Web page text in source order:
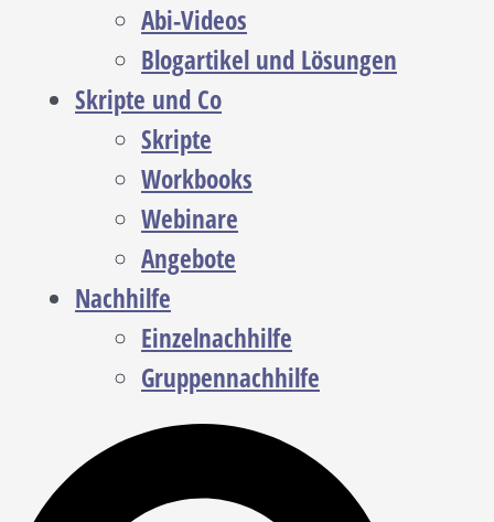
Abi-Videos
Blogartikel und Lösungen
Skripte und Co
Skripte
Workbooks
Webinare
Angebote
Nachhilfe
Einzelnachhilfe
Gruppennachhilfe